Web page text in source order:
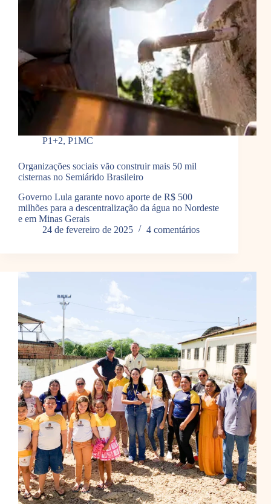
P1+2, P1MC
Organizações sociais vão construir mais 50 mil
cisternas no Semiárido Brasileiro
Governo Lula garante novo aporte de R$ 500
milhões para a descentralização da água no Nordeste
e em Minas Gerais
24 de fevereiro de 2025
4 comentários